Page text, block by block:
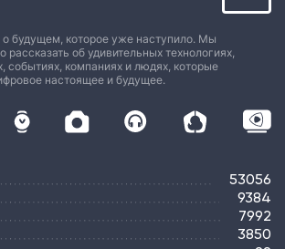
о будущем, которое уже наступило. Мы
рассказать об удивительных технологиях,
событиях, компаниях и людях, которые
настоящее и будущее.
53056
9384
7992
3850